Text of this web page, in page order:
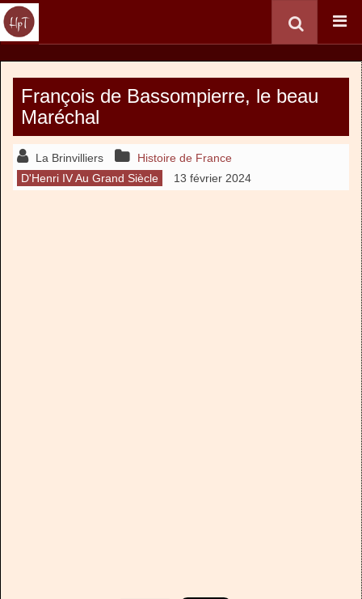
François de Bassompierre, le beau
Maréchal
La Brinvilliers
Histoire de France
D'Henri IV Au Grand Siècle
13 février 2024